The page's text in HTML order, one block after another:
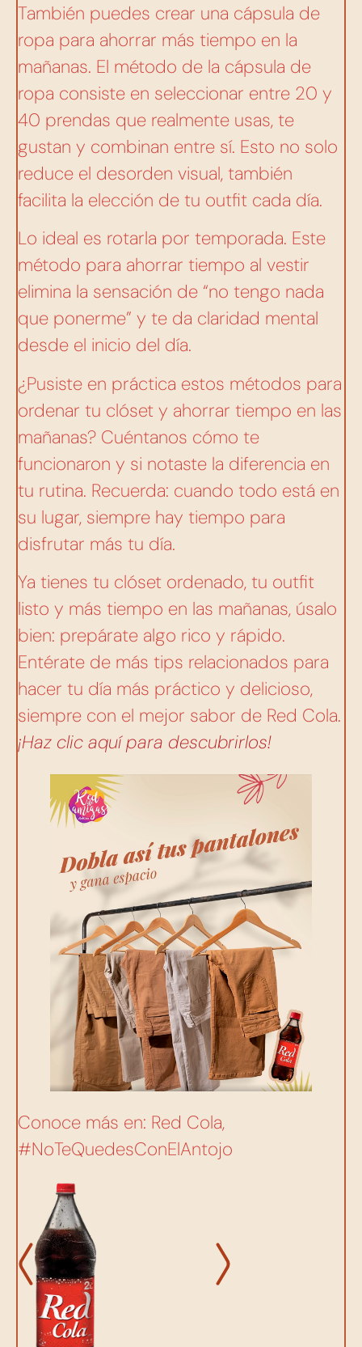
También puedes crear una cápsula de
ropa para ahorrar más tiempo en la
mañanas. El método de la cápsula de
ropa consiste en seleccionar entre 20 y
40 prendas que realmente usas, te
gustan y combinan entre sí. Esto no solo
reduce el desorden visual, también
facilita la elección de tu outfit cada día.
Lo ideal es rotarla por temporada. Este
método para ahorrar tiempo al vestir
elimina la sensación de “no tengo nada
que ponerme” y te da claridad mental
desde el inicio del día.
¿Pusiste en práctica estos métodos para
ordenar tu clóset y ahorrar tiempo en las
mañanas? Cuéntanos cómo te
funcionaron y si notaste la diferencia en
tu rutina. Recuerda: cuando todo está en
su lugar, siempre hay tiempo para
disfrutar más tu día.
Ya tienes tu clóset ordenado, tu outfit
listo y más tiempo en las mañanas, úsalo
bien: prepárate algo rico y rápido.
Entérate de más tips relacionados para
hacer tu día más práctico y delicioso,
siempre con el mejor sabor de Red Cola.
¡Haz clic aquí para descubrirlos!
Conoce más en: Red Cola,
#NoTeQuedesConElAntojo